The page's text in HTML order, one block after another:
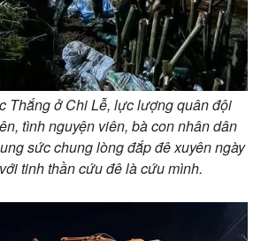
Thắng ở Chi Lễ, lực lượng quân đội
tình nguyện viên, bà con nhân dân
sức chung lòng đắp đê xuyên ngày
tinh thần cứu đê là cứu mình.